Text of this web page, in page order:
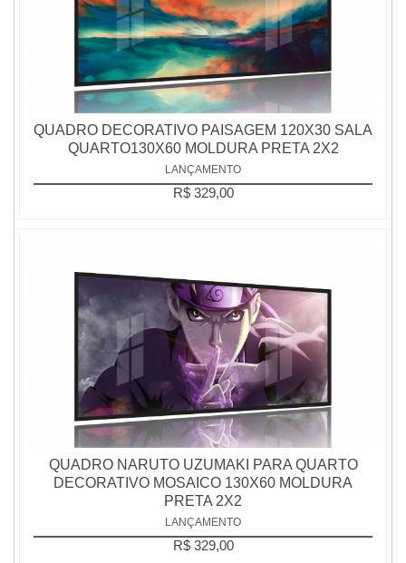
QUADRO DECORATIVO PAISAGEM 120X30 SALA
QUARTO130X60 MOLDURA PRETA 2X2
LANÇAMENTO
R$ 329,00
QUADRO NARUTO UZUMAKI PARA QUARTO
DECORATIVO MOSAICO 130X60 MOLDURA
PRETA 2X2
LANÇAMENTO
R$ 329,00